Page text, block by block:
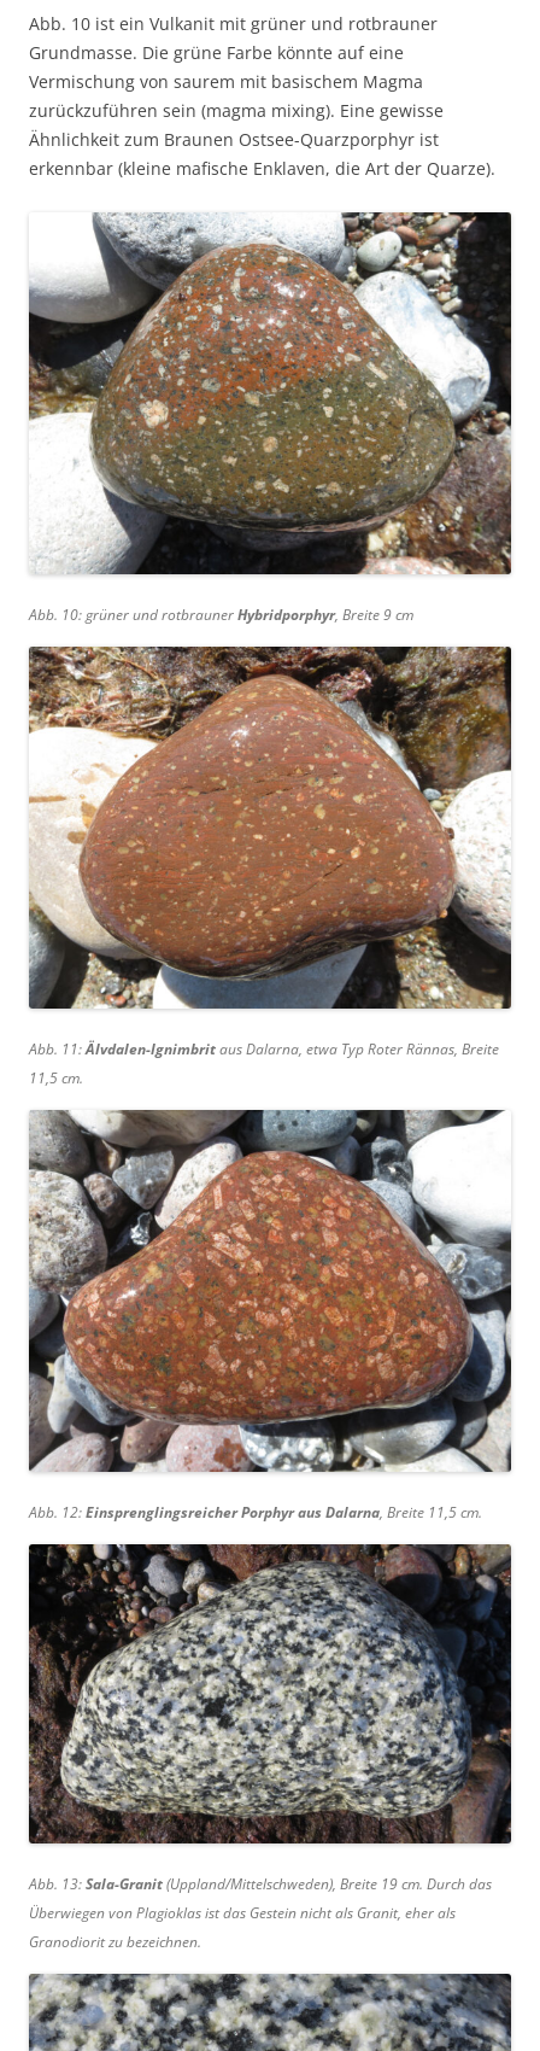
Abb. 10 ist ein Vulkanit mit grüner und rotbrauner
Grundmasse. Die grüne Farbe könnte auf eine
Vermischung von saurem mit basischem Magma
zurückzuführen sein (magma mixing). Eine gewisse
Ähnlichkeit zum Braunen Ostsee-Quarzporphyr ist
erkennbar (kleine mafische Enklaven, die Art der Quarze).
Abb. 10: grüner und rotbraunerHybridporphyr, Breite 9 cm
Abb. 11:Älvdalen-Ignimbritaus Dalarna, etwa Typ Roter Rännas, Breite
11,5 cm.
Abb. 12:Einsprenglingsreicher Porphyr aus Dalarna, Breite 11,5 cm.
Abb. 13:Sala-Granit(Uppland/Mittelschweden), Breite 19 cm. Durch das
Überwiegen von Plagioklas ist das Gestein nicht als Granit, eher als
Granodiorit zu bezeichnen.